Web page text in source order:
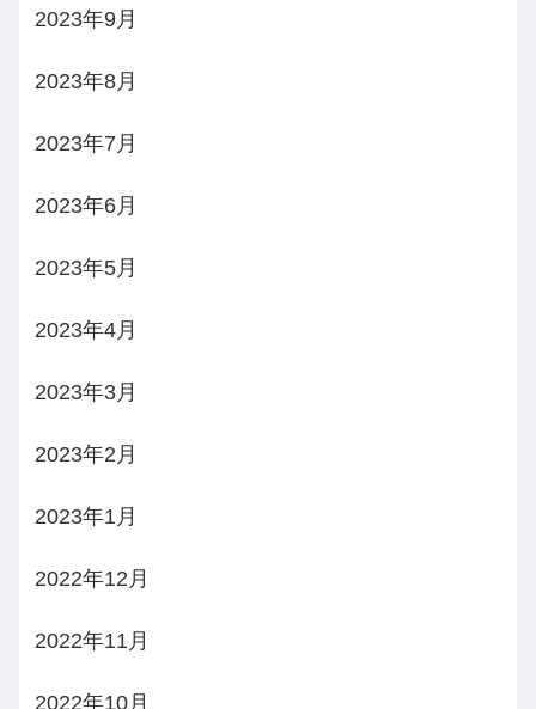
2023年9月
2023年8月
2023年7月
2023年6月
2023年5月
2023年4月
2023年3月
2023年2月
2023年1月
2022年12月
2022年11月
2022年10月